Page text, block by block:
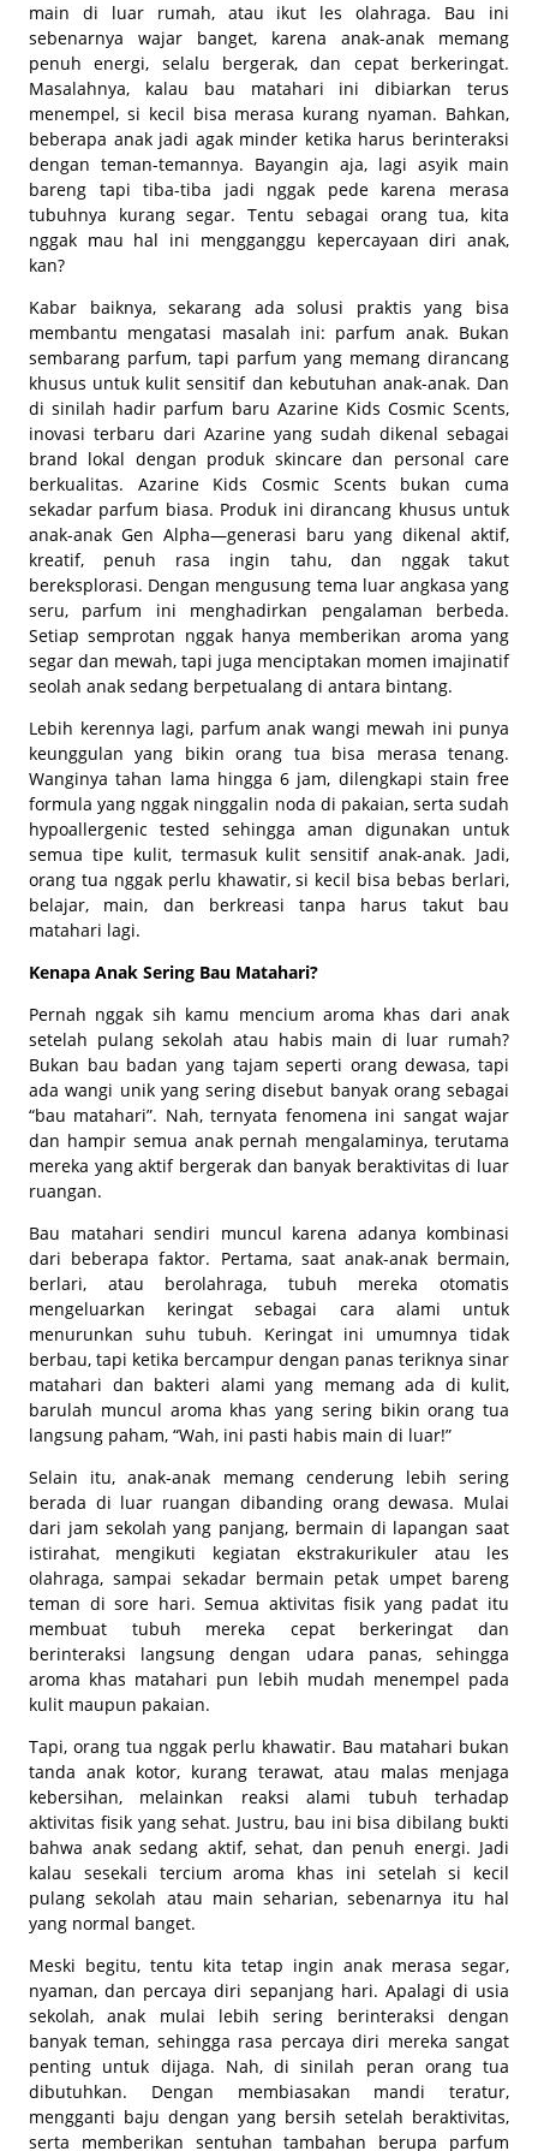
main di luar rumah, atau ikut les olahraga. Bau ini
sebenarnya wajar banget, karena anak-anak memang
penuh energi, selalu bergerak, dan cepat berkeringat.
Masalahnya, kalau bau matahari ini dibiarkan terus
menempel, si kecil bisa merasa kurang nyaman. Bahkan,
beberapa anak jadi agak minder ketika harus berinteraksi
dengan teman-temannya. Bayangin aja, lagi asyik main
bareng tapi tiba-tiba jadi nggak pede karena merasa
tubuhnya kurang segar. Tentu sebagai orang tua, kita
nggak mau hal ini mengganggu kepercayaan diri anak,
kan?
Kabar baiknya, sekarang ada solusi praktis yang bisa
membantu mengatasi masalah ini: parfum anak. Bukan
sembarang parfum, tapi parfum yang memang dirancang
khusus untuk kulit sensitif dan kebutuhan anak-anak. Dan
di sinilah hadir parfum baru Azarine Kids Cosmic Scents,
inovasi terbaru dari Azarine yang sudah dikenal sebagai
brand lokal dengan produk skincare dan personal care
berkualitas. Azarine Kids Cosmic Scents bukan cuma
sekadar parfum biasa. Produk ini dirancang khusus untuk
anak-anak Gen Alpha—generasi baru yang dikenal aktif,
kreatif, penuh rasa ingin tahu, dan nggak takut
bereksplorasi. Dengan mengusung tema luar angkasa yang
seru, parfum ini menghadirkan pengalaman berbeda.
Setiap semprotan nggak hanya memberikan aroma yang
segar dan mewah, tapi juga menciptakan momen imajinatif
seolah anak sedang berpetualang di antara bintang.
Lebih kerennya lagi, parfum anak wangi mewah ini punya
keunggulan yang bikin orang tua bisa merasa tenang.
Wanginya tahan lama hingga 6 jam, dilengkapi stain free
formula yang nggak ninggalin noda di pakaian, serta sudah
hypoallergenic tested sehingga aman digunakan untuk
semua tipe kulit, termasuk kulit sensitif anak-anak. Jadi,
orang tua nggak perlu khawatir, si kecil bisa bebas berlari,
belajar, main, dan berkreasi tanpa harus takut bau
matahari lagi.
Kenapa Anak Sering Bau Matahari?
Pernah nggak sih kamu mencium aroma khas dari anak
setelah pulang sekolah atau habis main di luar rumah?
Bukan bau badan yang tajam seperti orang dewasa, tapi
ada wangi unik yang sering disebut banyak orang sebagai
“bau matahari”. Nah, ternyata fenomena ini sangat wajar
dan hampir semua anak pernah mengalaminya, terutama
mereka yang aktif bergerak dan banyak beraktivitas di luar
ruangan.
Bau matahari sendiri muncul karena adanya kombinasi
dari beberapa faktor. Pertama, saat anak-anak bermain,
berlari, atau berolahraga, tubuh mereka otomatis
mengeluarkan keringat sebagai cara alami untuk
menurunkan suhu tubuh. Keringat ini umumnya tidak
berbau, tapi ketika bercampur dengan panas teriknya sinar
matahari dan bakteri alami yang memang ada di kulit,
barulah muncul aroma khas yang sering bikin orang tua
langsung paham, “Wah, ini pasti habis main di luar!”
Selain itu, anak-anak memang cenderung lebih sering
berada di luar ruangan dibanding orang dewasa. Mulai
dari jam sekolah yang panjang, bermain di lapangan saat
istirahat, mengikuti kegiatan ekstrakurikuler atau les
olahraga, sampai sekadar bermain petak umpet bareng
teman di sore hari. Semua aktivitas fisik yang padat itu
membuat tubuh mereka cepat berkeringat dan
berinteraksi langsung dengan udara panas, sehingga
aroma khas matahari pun lebih mudah menempel pada
kulit maupun pakaian.
Tapi, orang tua nggak perlu khawatir. Bau matahari bukan
tanda anak kotor, kurang terawat, atau malas menjaga
kebersihan, melainkan reaksi alami tubuh terhadap
aktivitas fisik yang sehat. Justru, bau ini bisa dibilang bukti
bahwa anak sedang aktif, sehat, dan penuh energi. Jadi
kalau sesekali tercium aroma khas ini setelah si kecil
pulang sekolah atau main seharian, sebenarnya itu hal
yang normal banget.
Meski begitu, tentu kita tetap ingin anak merasa segar,
nyaman, dan percaya diri sepanjang hari. Apalagi di usia
sekolah, anak mulai lebih sering berinteraksi dengan
banyak teman, sehingga rasa percaya diri mereka sangat
penting untuk dijaga. Nah, di sinilah peran orang tua
dibutuhkan. Dengan membiasakan mandi teratur,
mengganti baju dengan yang bersih setelah beraktivitas,
serta memberikan sentuhan tambahan berupa parfum